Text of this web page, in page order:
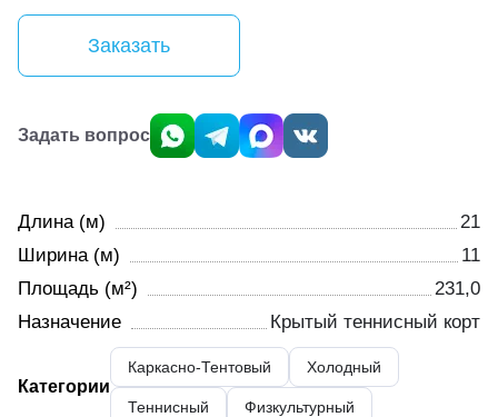
Заказать
Задать вопрос
Длина (м)
21
Ширина (м)
11
Площадь (м²)
231,0
Назначение
Крытый теннисный корт
Категории
Каркасно-Тентовый Холодный
Теннисный Физкультурный